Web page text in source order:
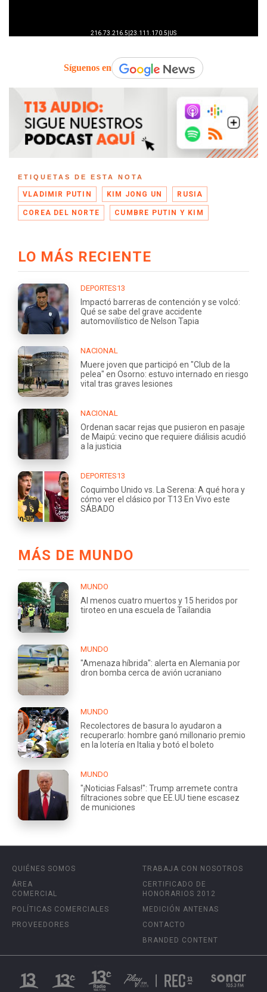
Síguenos en
ETIQUETAS DE ESTA NOTA
VLADIMIR PUTIN KIM JONG UN RUSIA
COREA DEL NORTE CUMBRE PUTIN Y KIM
LO MÁS RECIENTE
DEPORTES13
Impactó barreras de contención y se volcó:
Qué se sabe del grave accidente
automovilístico de Nelson Tapia
NACIONAL
Muere joven que participó en "Club de la
pelea" en Osorno: estuvo internado en riesgo
vital tras graves lesiones
NACIONAL
Ordenan sacar rejas que pusieron en pasaje
de Maipú: vecino que requiere diálisis acudió
a la justicia
DEPORTES13
Coquimbo Unido vs. La Serena: A qué hora y
cómo ver el clásico por T13 En Vivo este
SÁBADO
MÁS DE MUNDO
MUNDO
Al menos cuatro muertos y 15 heridos por
tiroteo en una escuela de Tailandia
MUNDO
"Amenaza híbrida": alerta en Alemania por
dron bomba cerca de avión ucraniano
MUNDO
Recolectores de basura lo ayudaron a
recuperarlo: hombre ganó millonario premio
en la lotería en Italia y botó el boleto
MUNDO
"¡Noticias Falsas!": Trump arremete contra
filtraciones sobre que EE.UU tiene escasez
de municiones
QUIÉNES SOMOS
ÁREA
COMERCIAL
POLÍTICAS COMERCIALES
PROVEEDORES
TRABAJA CON NOSOTROS
CERTIFICADO DE
HONORARIOS 2012
MEDICIÓN ANTENAS
CONTACTO
BRANDED CONTENT